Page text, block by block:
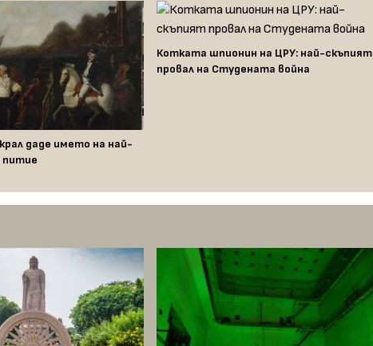
даде името на най-
питие
Котката шпионин на ЦРУ: най-скъпият
провал на Студената война